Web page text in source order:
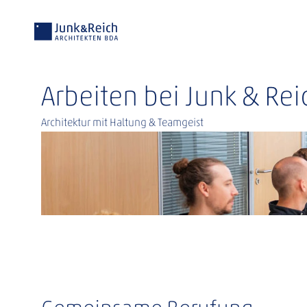
Arbeiten bei Junk &
Architektur mit Haltung & Teamgeist